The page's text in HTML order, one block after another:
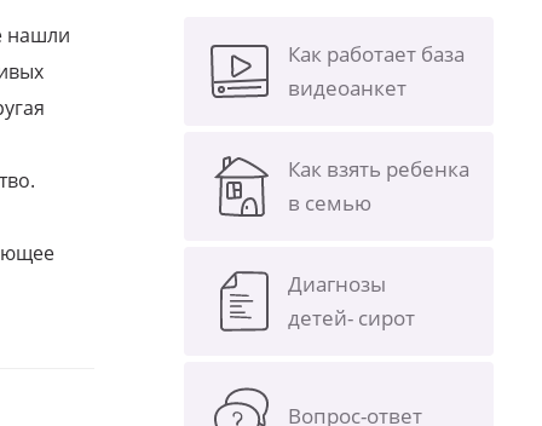
нашли
Как работает база
видеоанкет
Как взять ребенка
в семью
Диагнозы
детей- сирот
Вопрос-ответ